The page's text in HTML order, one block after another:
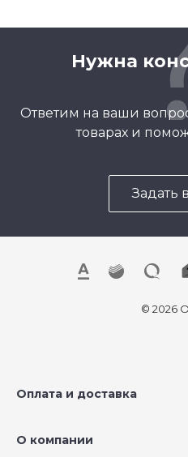
Нужна
Ответим на ваши
товарах и
Задать
© 2026
Оплата и доставка
О компании